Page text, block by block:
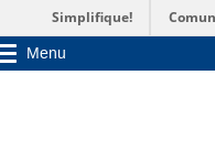
Simplifique!
Menu